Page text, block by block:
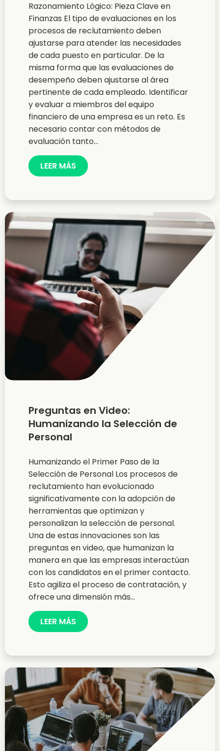
Razonamiento Lógico: Pieza Clave en
Finanzas El tipo de evaluaciones en los
procesos de reclutamiento deben
ajustarse para atender las necesidades
de cada puesto en particular. De la
misma forma que las evaluaciones de
desempeño deben ajustarse al área
pertinente de cada empleado. Identificar
y evaluar a miembros del equipo
financiero de una empresa es un reto. Es
necesario contar con métodos de
evaluación tanto...
LEER MÁS
Preguntas en Video:
Humanizando la Selección de
Personal
Humanizando el Primer Paso de la
Selección de Personal Los procesos de
reclutamiento han evolucionado
significativamente con la adopción de
herramientas que optimizan y
personalizan la selección de personal.
Una de estas innovaciones son las
preguntas en video, que humanizan la
manera en que las empresas interactúan
con los candidatos en el primer contacto.
Esto agiliza el proceso de contratación, y
ofrece una dimensión más...
LEER MÁS